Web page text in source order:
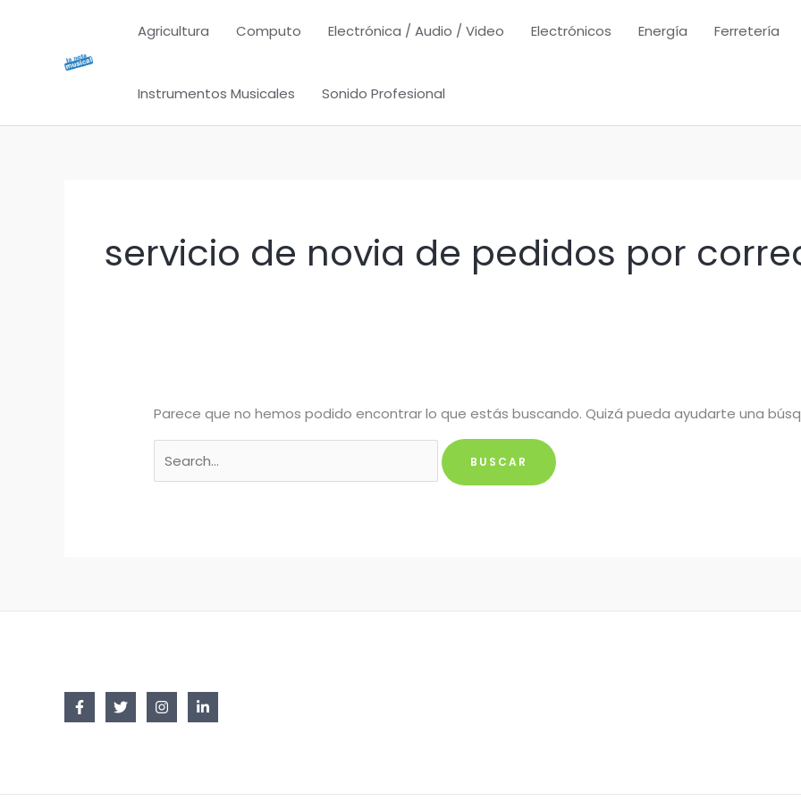
contenido
Agricultura Computo Electrónica / Audio / Video Electrónicos Energía Ferretería
Instrumentos Musicales Sonido Profesional
servicio de novia de pedidos por
Parece que no hemos podido encontrar lo que estás buscando. Quizá pueda ayudarte una